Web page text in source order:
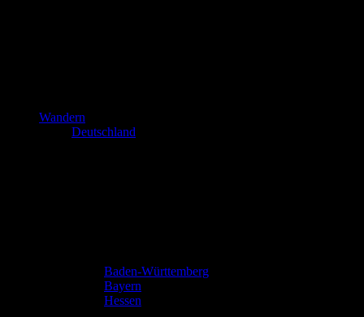
Wandern
Deutschland
Baden-Württemberg
Bayern
Hessen